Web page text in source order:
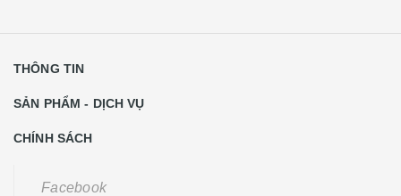
THÔNG TIN
SẢN PHẨM - DỊCH VỤ
CHÍNH SÁCH
Facebook